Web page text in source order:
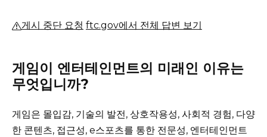
게시 중단 요청 ftc.gov에서 전체 답변 보기
게임이 엔터테인먼트의 미래인 이유는
무엇입니까?
게임은 몰입감, 기술의 발전, 상호작용성, 사회적 경험, 다양
한 콘텐츠, 접근성, e스포츠를 통한 전문성, 엔터테인먼트